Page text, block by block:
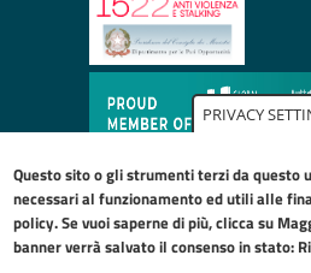
PRIVACY
Questo sito o gli strumenti terzi da questo
necessari al funzionamento ed utili alle
policy. Se vuoi saperne di più, clicca su
banner verrà salvato il consenso in stato: